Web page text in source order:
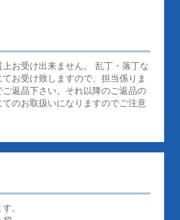
お受け出来ません。 乱丁・落丁な
お受け致しますので、担当係りま
返品下さい。それ以降のご返品の
のお取扱いになりますのでご注意
。